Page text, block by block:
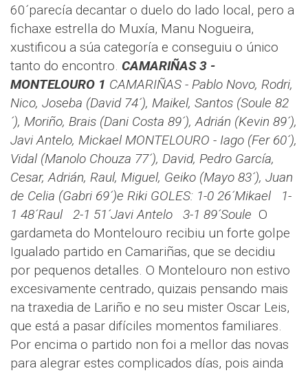
60´parecía decantar o duelo do lado local, pero a
fichaxe estrella do Muxía, Manu Nogueira,
xustificou a súa categoría e conseguiu o único
tanto do encontro. CAMARIÑAS 3 -
MONTELOURO 1 CAMARIÑAS - Pablo Novo, Rodri,
Nico, Joseba (David 74´), Maikel, Santos (Soule 82
´), Moriño, Brais (Dani Costa 89´), Adrián (Kevin 89´),
Javi Antelo, Mickael MONTELOURO - Iago (Fer 60´),
Vidal (Manolo Chouza 77´), David, Pedro García,
Cesar, Adrián, Raul, Miguel, Geiko (Mayo 83´), Juan
de Celia (Gabri 69´)e Riki GOLES: 1-0 26´Mikael 1-
1 48´Raul 2-1 51´Javi Antelo 3-1 89´Soule O
gardameta do Montelouro recibiu un forte golpe
Igualado partido en Camariñas, que se decidiu
por pequenos detalles. O Montelouro non estivo
excesivamente centrado, quizais pensando mais
na traxedia de Lariño e no seu mister Oscar Leis,
que está a pasar difíciles momentos familiares.
Por encima o partido non foi a mellor das novas
para alegrar estes complicados días, pois ainda